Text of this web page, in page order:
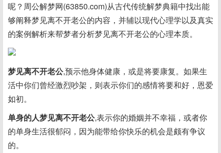
呢？周公解梦网(63850.com)从古代传统解梦典籍中找出能
够阐释梦见离不开老公的内容，并辅以现代心理学以及真实
的案例解析来帮梦者分析梦见离不开老公的心理本质。
梦见离不开老公,预示他身体健康，或是将要康复。如果生
活中你们曾经激烈吵架，则表示你们的感情将要和好，恩爱
如初。
单身的人梦见离不开老公,表示你的婚姻并不幸福，或者你
的单身生活很郁闷，因为能带给你快乐的机会是颇有争议
的。